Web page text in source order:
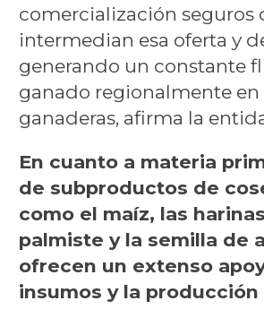
comercialización seguros
intermedian esa oferta y
generando un constante
ganado regionalmente en
ganaderas, afirma la
En cuanto a materia
de subproductos de
como el maíz, las
palmiste y la semilla de
ofrecen un extenso
insumos y la producción